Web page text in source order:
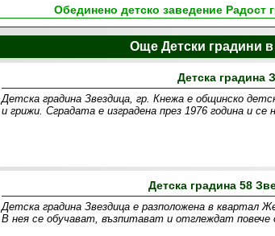
Обединено детско заведение Радост
Още Детски градини в
Детска градина
Детска градина Звездица, гр. Кнежа е общинско
и грижи. Сградата е изградена през 1976 година и
Детска градина 58
Детска градина Звездица е разположена в квартал
В нея се обучават, възпитават и отглеждат повече